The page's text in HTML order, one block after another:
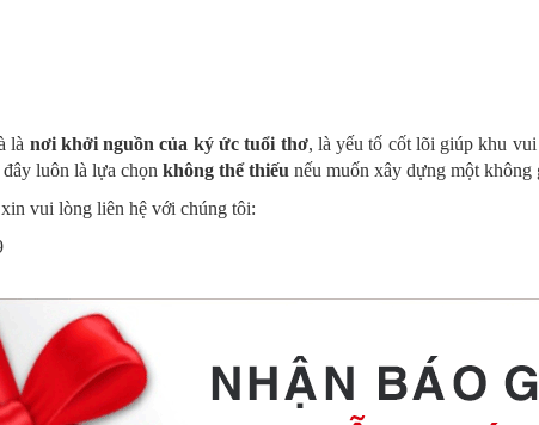
là nơi khởi nguồn của ký ức tuổi thơ, là yếu tố cốt lõi giúp khu vui
luôn là lựa chọn không thể thiếu nếu muốn xây dựng một
vui lòng liên hệ với chúng tôi: